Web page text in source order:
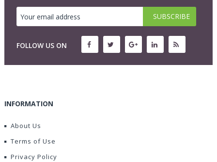
FOLLOW US ON
INFORMATION
About Us
Terms of Use
Privacy Policy